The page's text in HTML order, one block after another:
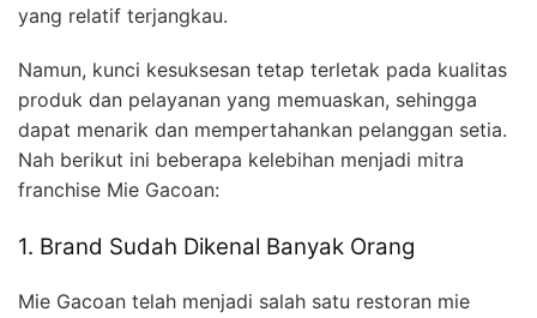
yang relatif terjangkau.
Namun, kunci kesuksesan tetap terletak pada kualitas
produk dan pelayanan yang memuaskan, sehingga
dapat menarik dan mempertahankan pelanggan setia.
Nah berikut ini beberapa kelebihan menjadi mitra
franchise Mie Gacoan:
1. Brand Sudah Dikenal Banyak Orang
Mie Gacoan telah menjadi salah satu restoran mie